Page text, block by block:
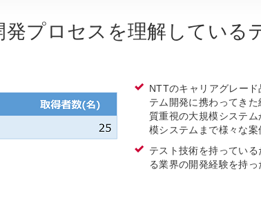
発プロセスを理解している
NTTのキャリアグレー
テム開発に携わってき
質重視の大規模システ
模システムまで様々な案
テスト技術を持ってい
る業界の開発経験を持っ